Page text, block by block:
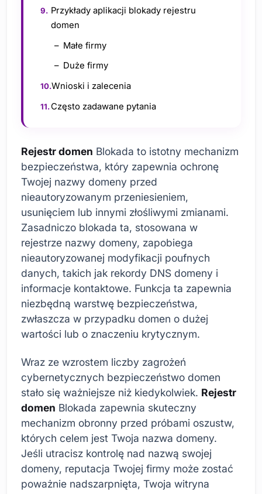
Przykłady aplikacji blokady rejestru
domen
Małe firmy
Duże firmy
Wnioski i zalecenia
Często zadawane pytania
Rejestr domen Blokada to istotny mechanizm
bezpieczeństwa, który zapewnia ochronę
Twojej nazwy domeny przed
nieautoryzowanym przeniesieniem,
usunięciem lub innymi złośliwymi zmianami.
Zasadniczo blokada ta, stosowana w
rejestrze nazwy domeny, zapobiega
nieautoryzowanej modyfikacji poufnych
danych, takich jak rekordy DNS domeny i
informacje kontaktowe. Funkcja ta zapewnia
niezbędną warstwę bezpieczeństwa,
zwłaszcza w przypadku domen o dużej
wartości lub o znaczeniu krytycznym.
Wraz ze wzrostem liczby zagrożeń
cybernetycznych bezpieczeństwo domen
stało się ważniejsze niż kiedykolwiek. Rejestr
domen Blokada zapewnia skuteczny
mechanizm obronny przed próbami oszustw,
których celem jest Twoja nazwa domeny.
Jeśli utracisz kontrolę nad nazwą swojej
domeny, reputacja Twojej firmy może zostać
poważnie nadszarpnięta, Twoja witryna